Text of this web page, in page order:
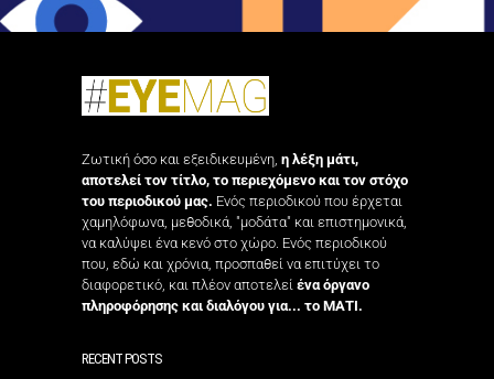
Ζωτική όσο και εξειδικευμένη, η λέξη μάτι,
αποτελεί τον τίτλο, το περιεχόμενο και τον στόχο
του περιοδικού μας. Ενός περιοδικού που έρχεται
χαμηλόφωνα, μεθοδικά, "μοδάτα" και επιστημονικά,
να καλύψει ένα κενό στο χώρο. Ενός περιοδικού
που, εδώ και χρόνια, προσπαθεί να επιτύχει το
διαφορετικό, και πλέον αποτελεί ένα όργανο
πληροφόρησης και διαλόγου για... το ΜΑΤΙ.
RECENT POSTS